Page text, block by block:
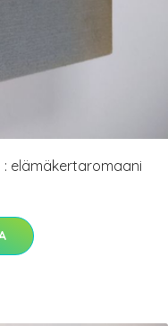
: elämäkertaromaani